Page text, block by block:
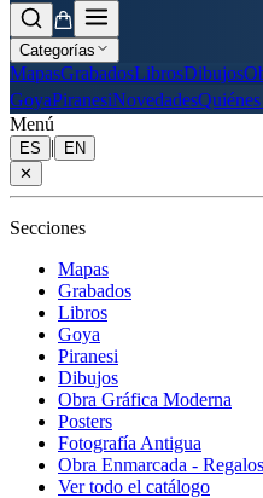
Categorías
MapasGrabadosLibrosDibujos
GoyaPiranesiNovedades
Menú
ES |
EN
✕
Secciones
Mapas
Grabados
Libros
Goya
Piranesi
Dibujos
Obra Gráfica Moderna
Posters
Fotografía Antigua
Obra Enmarcada - Regalos
Ver todo el catálogo